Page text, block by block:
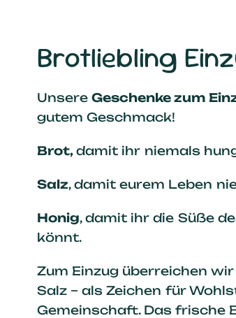
Brotliebling
UnsereGeschenke zum
gutem Geschmack!
Brot,damit ihr niemals
Salz, damit eurem Leben
Honig, damit ihr die Süße
könnt.
Zum Einzug überreichen
Salz – als Zeichen für
Gemeinschaft. Das frische